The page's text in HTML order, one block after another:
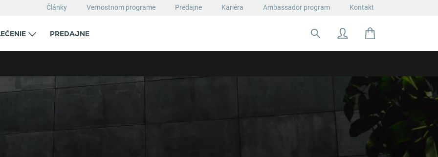
Články Vernostnom programe Predajne Kariéra Ambassador program Kontakt
PREDAJNE
Hľadať: